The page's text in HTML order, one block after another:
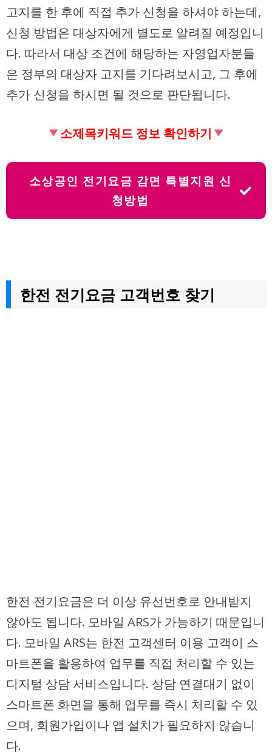
고지를 한 후에 직접 추가 신청을 하셔야 하는데,
신청 방법은 대상자에게 별도로 알려질 예정입니
다. 따라서 대상 조건에 해당하는 자영업자분들
은 정부의 대상자 고지를 기다려보시고, 그 후에
추가 신청을 하시면 될 것으로 판단됩니다.
소제목키워드 정보 확인하기
소상공인 전기요금 감면 특별지원 신
청방법
한전 전기요금 고객번호 찾기
한전 전기요금은 더 이상 유선번호로 안내받지
않아도 됩니다. 모바일 ARS가 가능하기 때문입니
다. 모바일 ARS는 한전 고객센터 이용 고객이 스
마트폰을 활용하여 업무를 직접 처리할 수 있는
디지털 상담 서비스입니다. 상담 연결대기 없이
스마트폰 화면을 통해 업무를 즉시 처리할 수 있
으며, 회원가입이나 앱 설치가 필요하지 않습니
다.